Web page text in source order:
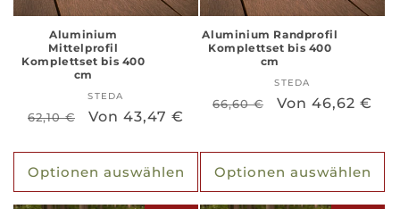
Aluminium
Mittelprofil
Komplettset bis 400
cm
Anbieter:
STEDA
Normaler
62,10 € Verkaufspreis
Von 43,47 €
Optionen auswählen
Aluminium Randprofil
Komplettset bis 400
cm
Anbieter:
STEDA
Normaler
66,60 € Verkaufspreis
Von 46,62 €
Optionen auswählen